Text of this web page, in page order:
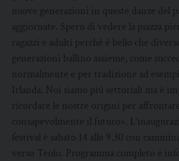
nuove generazioni in queste danze del
aggiornate. Spero di vedere la piazza
ragazzi e adulti perché è bello che
generazioni ballino assieme, come
normalmente e per tradizione ad
Irlanda. Noi siamo più settoriali ma è
ricordare le nostre origini per
consapevolmente il futuro».
festival è sabato 14 alle 9.30 con
verso Teolo. Programma completo e